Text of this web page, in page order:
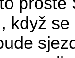
když